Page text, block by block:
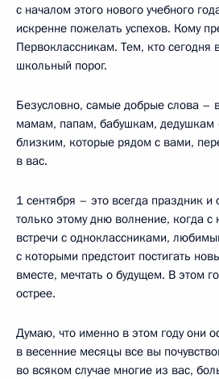
с началом этого нового учебного
искренне пожелать успехов. Кому
Первоклассникам. Тем, кто сегодня
школьный порог.
Безусловно, самые добрые слова –
мамам, папам, бабушкам,
близким, которые рядом с вами,
в вас.
1 сентября – это всегда праздник и
только этому дню волнение, когда
встречи с одноклассниками,
с которыми предстоит постигать
вместе, мечтать о будущем. В этом
острее.
Думаю, что именно в этом году они
в весенние месяцы все вы
во всяком случае многие из вас,